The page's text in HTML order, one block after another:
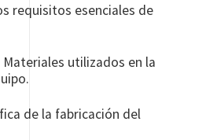
requisitos esenciales de
utilizados en la
de la fabricación del